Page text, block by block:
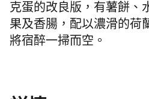
克蛋的改良版，有薯餅、
果及香腸，配以濃滑的荷
將宿醉一掃而空。